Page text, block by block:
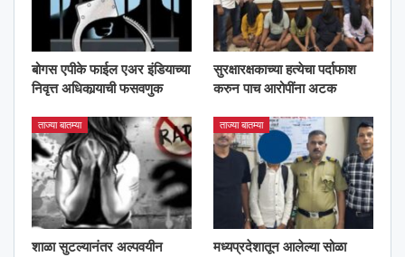
बोगस एपीके फाईल एअर इंडियाच्या
निवृत्त अधिकार्‍याची फसवणुक
सुरक्षारक्षकाच्या हत्येचा पर्दाफाश
करुन पाच आरोपींना अटक
ताज्या बातम्या
शाळा सुटल्यानंतर अल्पवयीन
ताज्या बातम्या
मध्यप्रदेशातून आलेल्या सोळा